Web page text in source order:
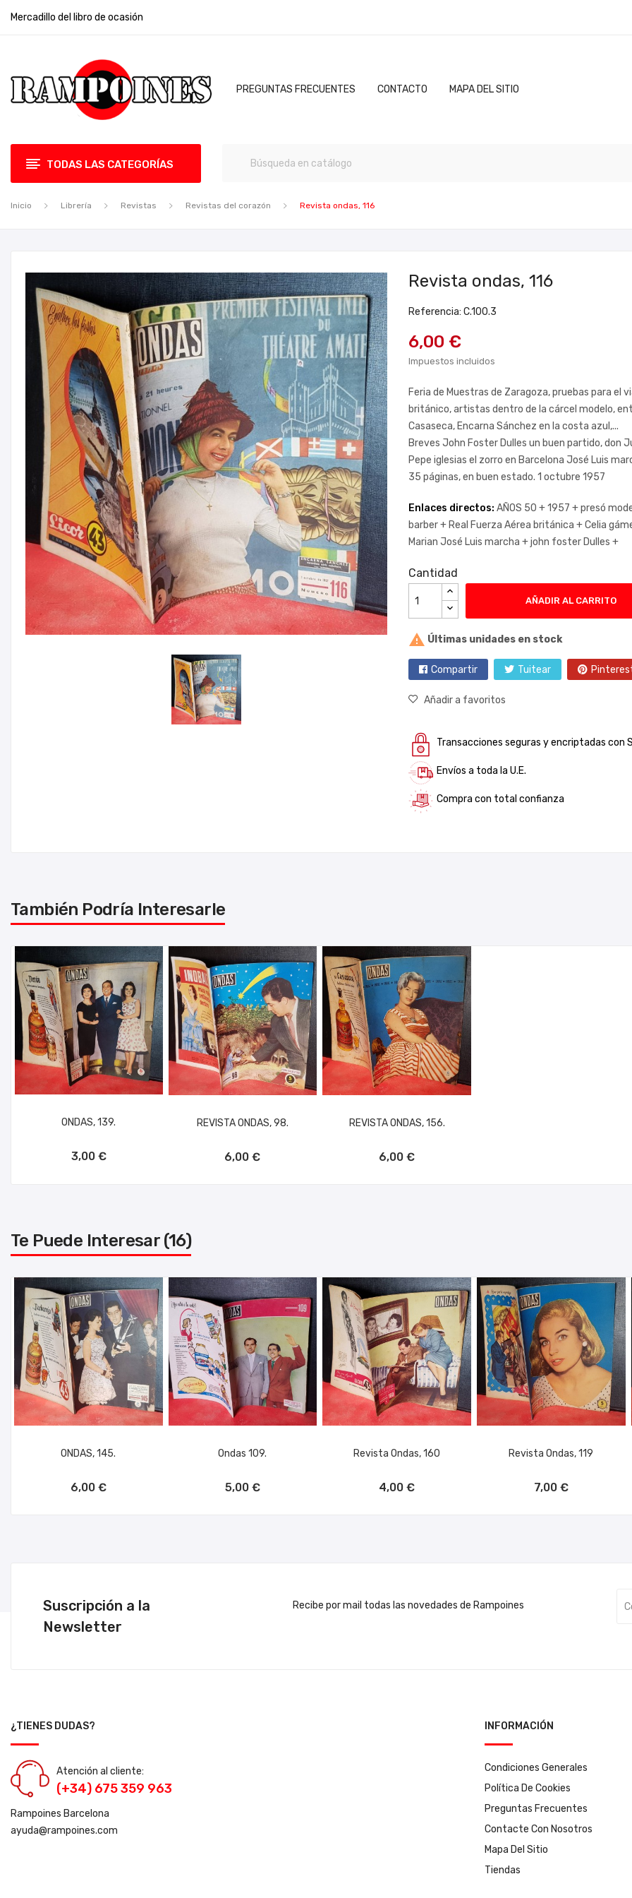
Mercadillo del libro de ocasión
PREGUNTAS FRECUENTES CONTACTO MAPA DEL SITIO
TODAS LAS CATEGORÍAS
Inicio Librería Revistas Revistas del corazón Revista ondas, 116
Revista ondas, 116
Referencia: C.100.3
6,00 €
Impuestos incluidos
Feria de Muestras de Zaragoza, pruebas para el
británico, artistas dentro de la cárcel modelo,
Casaseca, Encarna Sánchez en la costa azul,...
Breves John Foster Dulles un buen partido, don
Pepe iglesias el zorro en Barcelona José Luis
35 páginas, en buen estado. 1 octubre 1957
Enlaces directos: AÑOS 50 +1957 +presó
barber + Real Fuerza Aérea británica +Celia
Marian José Luis marcha +john foster Dulles +
Cantidad
AÑADIR AL CARRITO
 Últimas unidades en stock
Compartir Tuitear
Añadir a favoritos
Transacciones seguras y encriptadas con
Envíos a toda la U.E.
Compra con total confianza
También Podría Interesarle
ONDAS, 139.
3,00 €
REVISTA ONDAS, 98.
6,00 €
REVISTA ONDAS, 156.
6,00 €
Te Puede Interesar (16)
ONDAS, 145.
6,00 €
Ondas 109.
5,00 €
Revista Ondas, 160
4,00 €
Revista Ondas, 119
7,00 €
Suscripción a la
Newsletter
Recibe por mail todas las novedades de Rampoines
¿TIENES DUDAS?
Atención al cliente:
(+34) 675 359 963
Rampoines Barcelona
ayuda@rampoines.com
INFORMACIÓN
Condiciones Generales
Política De Cookies
Preguntas Frecuentes
Contacte Con Nosotros
Mapa Del Sitio
Tiendas